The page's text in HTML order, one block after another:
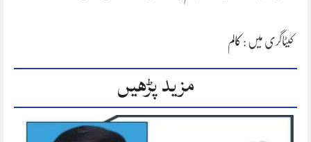
کیٹاگری میں : کالم
مزید پڑھیں